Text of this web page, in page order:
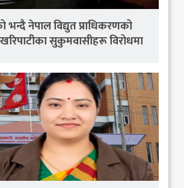
भन्दै नेपाल विद्युत प्राधिकरणको
सुकुमवासीहरू विरोधमा